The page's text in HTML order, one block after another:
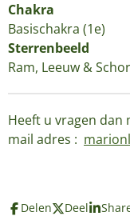
Chakra
Basischakra (1e)
Sterrenbeeld
Ram, Leeuw &
Heeft u vragen dan
mail adres :
Delen Deel